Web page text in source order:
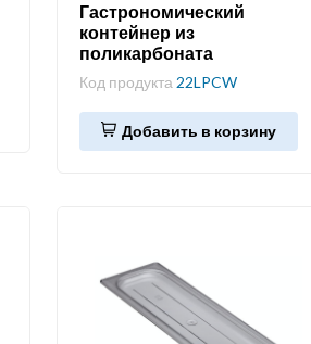
Гастрономический
контейнер из
поликарбоната
Код продукта 22LPCW
Добавить в корзину